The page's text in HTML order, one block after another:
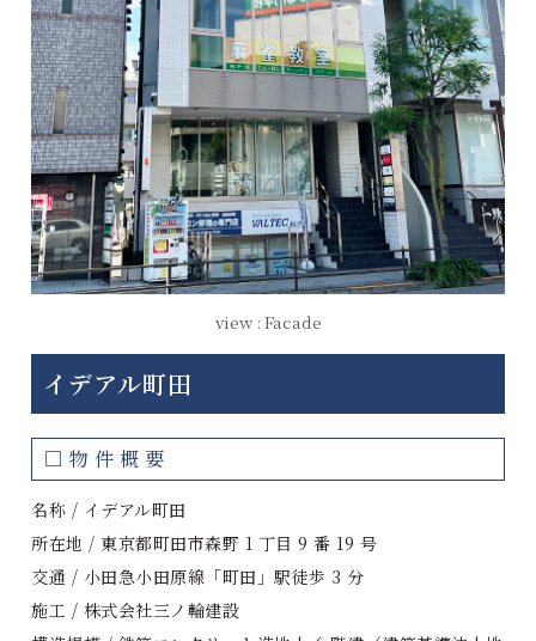
view : Facade
イデアル町田
□物件概要
名称 / イデアル町田
所在地 / 東京都町田市森野 1 丁目 9 番 19 号
交通 / 小田急小田原線「町田」駅徒歩 3 分
施工 / 株式会社三ノ輪建設